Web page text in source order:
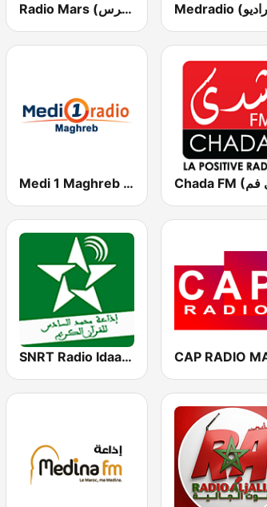
Radio Mars (راديو مرس)
Medi 1 Maghreb (ميدى1 مغرب)
SNRT Radio Idaat Mohammed Assadiss (السادسة)